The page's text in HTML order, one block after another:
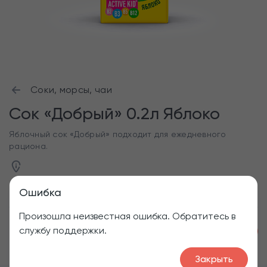
Ошибка
Произошла неизвестная ошибка. Обратитесь в
службу поддержки.
Закрыть
Соки, морсы, чаи
Сок «Добрый» 0.2л Яблоко
Яблочный сок «Добрый» подходит для ежедневного
рациона.
1